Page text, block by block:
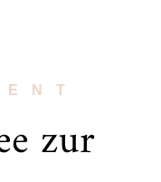
zur